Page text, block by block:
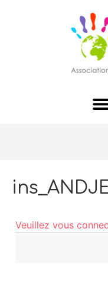
Veuillez vous